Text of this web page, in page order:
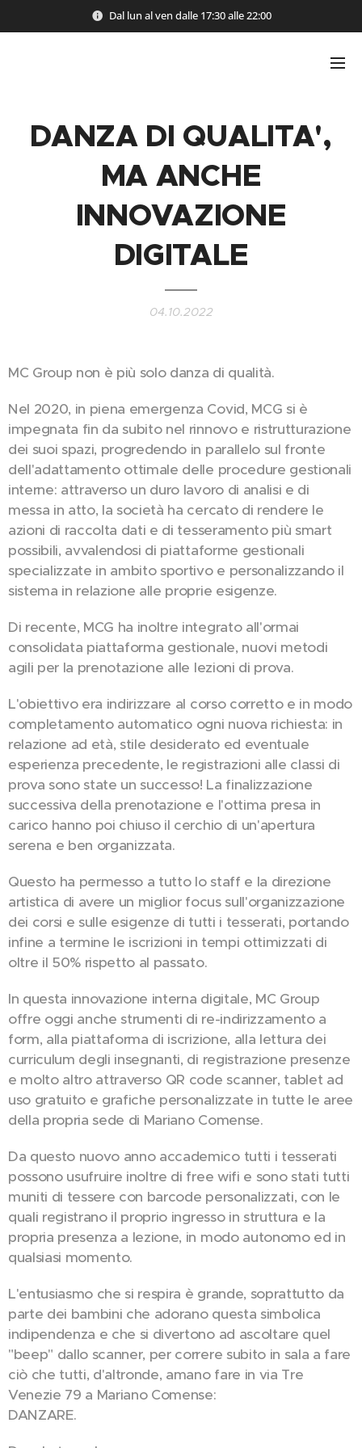
Dal lun al ven dalle 17:30 alle 22:00
DANZA DI QUALITA',
MA ANCHE
INNOVAZIONE
DIGITALE
04.10.2022
MC Group non è più solo danza di qualità.
Nel 2020, in piena emergenza Covid, MCG si è
impegnata fin da subito nel rinnovo e ristrutturazione
dei suoi spazi, progredendo in parallelo sul fronte
dell'adattamento ottimale delle procedure gestionali
interne: attraverso un duro lavoro di analisi e di
messa in atto, la società ha cercato di rendere le
azioni di raccolta dati e di tesseramento più smart
possibili, avvalendosi di piattaforme gestionali
specializzate in ambito sportivo e personalizzando il
sistema in relazione alle proprie esigenze.
Di recente, MCG ha inoltre integrato all'ormai
consolidata piattaforma gestionale, nuovi metodi
agili per la prenotazione alle lezioni di prova.
L'obiettivo era indirizzare al corso corretto e in modo
completamento automatico ogni nuova richiesta: in
relazione ad età, stile desiderato ed eventuale
esperienza precedente, le registrazioni alle classi di
prova sono state un successo! La finalizzazione
successiva della prenotazione e l'ottima presa in
carico hanno poi chiuso il cerchio di un'apertura
serena e ben organizzata.
Questo ha permesso a tutto lo staff e la direzione
artistica di avere un miglior focus sull'organizzazione
dei corsi e sulle esigenze di tutti i tesserati, portando
infine a termine le iscrizioni in tempi ottimizzati di
oltre il 50% rispetto al passato.
In questa innovazione interna digitale, MC Group
offre oggi anche strumenti di re-indirizzamento a
form, alla piattaforma di iscrizione, alla lettura dei
curriculum degli insegnanti, di registrazione presenze
e molto altro attraverso QR code scanner, tablet ad
uso gratuito e grafiche personalizzate in tutte le aree
della propria sede di Mariano Comense.
Da questo nuovo anno accademico tutti i tesserati
possono usufruire inoltre di free wifi e sono stati tutti
muniti di tessere con barcode personalizzati, con le
quali registrano il proprio ingresso in struttura e la
propria presenza a lezione, in modo autonomo ed in
qualsiasi momento.
L'entusiasmo che si respira è grande, soprattutto da
parte dei bambini che adorano questa simbolica
indipendenza e che si divertono ad ascoltare quel
"beep" dallo scanner, per correre subito in sala a fare
ciò che tutti, d'altronde, amano fare in via Tre
Venezie 79 a Mariano Comense:
DANZARE.